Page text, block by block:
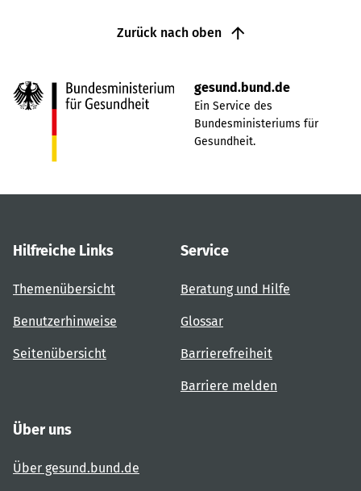
Zurück nach oben
gesund.bund.de
Ein Service des
Bundesministeriums für
Gesundheit.
Hilfreiche Links
Themenübersicht
Benutzerhinweise
Seitenübersicht
Service
Beratung und Hilfe
Glossar
Barrierefreiheit
Barriere melden
Über uns
Über gesund.bund.de